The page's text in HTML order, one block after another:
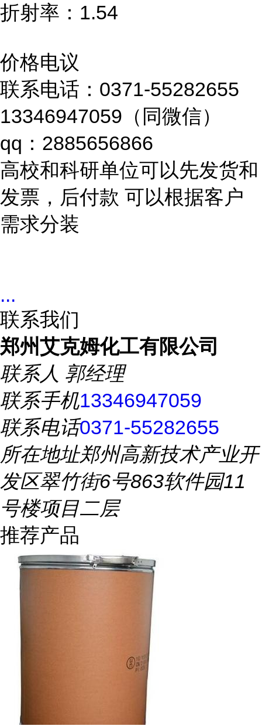
折射率：1.54
价格电议
联系电话：0371-55282655
13346947059（同微信）
qq：2885656866
高校和科研单位可以先发货和
发票，后付款 可以根据客户
需求分装
...
联系我们
郑州艾克姆化工有限公司
联系人 郭经理
联系手机13346947059
联系电话0371-55282655
所在地址郑州高新技术产业开
发区翠竹街6号863软件园11
号楼项目二层
推荐产品